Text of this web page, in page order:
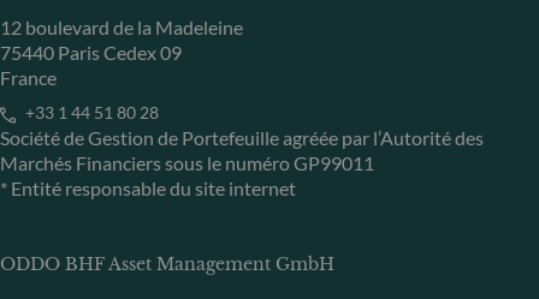
12 boulevard de la Madeleine
75440 Paris Cedex 09
France
+33 1 44 51 80 28
Société de Gestion de Portefeuille agréée par l’Autorité des
Marchés Financiers sous le numéro GP99011
* Entité responsable du site internet
ODDO BHF Asset Management GmbH